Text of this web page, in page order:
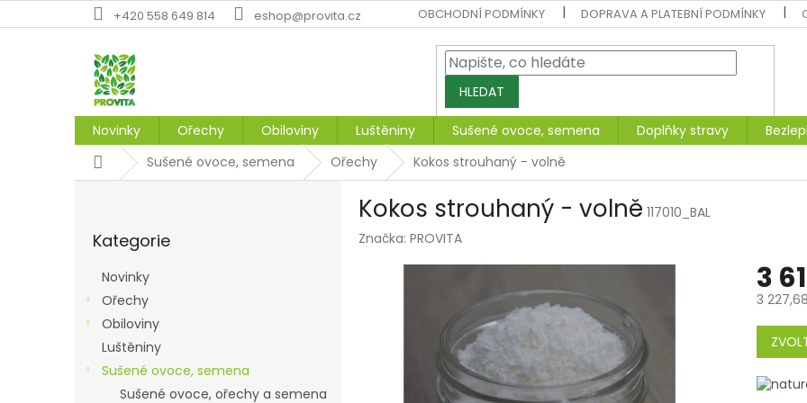
na
+420 558 649 814 eshop@provita.cz OBCHODNÍ PODMÍNKY DOPRAVA A PLATEBNÍ PODMÍNKY
HLEDAT
Novinky Ořechy Obiloviny Luštěniny Sušené ovoce, semena Doplňky stravy
DomůSušené ovoce, semena Ořechy Kokos strouhaný - volně
kategorie
Kategorie
Novinky
Ořechy
Obiloviny
Luštěniny
Sušené ovoce, semena
Sušené ovoce, ořechy a semena
Kokos strouhaný - volně 117010_BAL
Značka: PROVITA
3
3
Měrná
cena: